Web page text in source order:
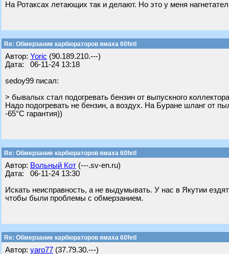
На Ротаксах летающих так и делают. Но это у меня
Re: Обмерзание карбюраторов ямаха 60fetl
Автор: Yoric (90.189.210.---)
Дата: 06-11-24 13:18
sedoy99 писал:
> бывалых стал подогревать бензин от выпускного
Надо подогревать не бензин, а воздух. На Буране шланг от
-65°C гарантия))
Re: Обмерзание карбюраторов ямаха 60fetl
Автор: Вольный Кот (---.sv-en.ru)
Дата: 06-11-24 13:30
Искать неисправность, а не выдумывать. У нас в Якутии
чтобы были проблемы с обмерзанием.
Re: Обмерзание карбюраторов ямаха 60fetl
Автор: yaro77 (37.79.30.---)